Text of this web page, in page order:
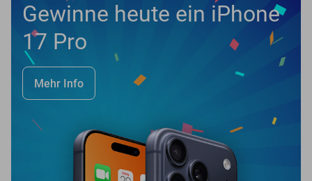
Gewinne heute ein iPhone
17 Pro
Mehr Info